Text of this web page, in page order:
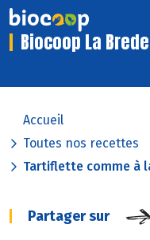
Biocoop La Brede
Accueil
Toutes nos recettes
Tartiflette comme à
Partager sur